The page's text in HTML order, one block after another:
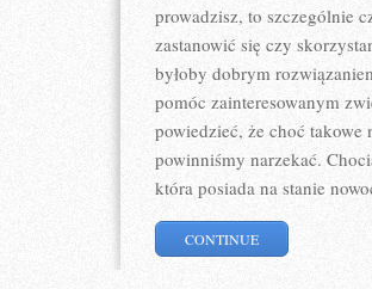
prowadzisz, to szczególnie
zastanowić się czy
byłoby dobrym
pomóc zainteresowanym
powiedzieć, że choć
powinniśmy narzekać.
która posiada na stanie
CONTINUE